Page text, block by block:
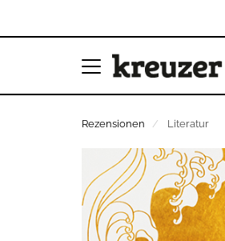
Rezensionen Literatur